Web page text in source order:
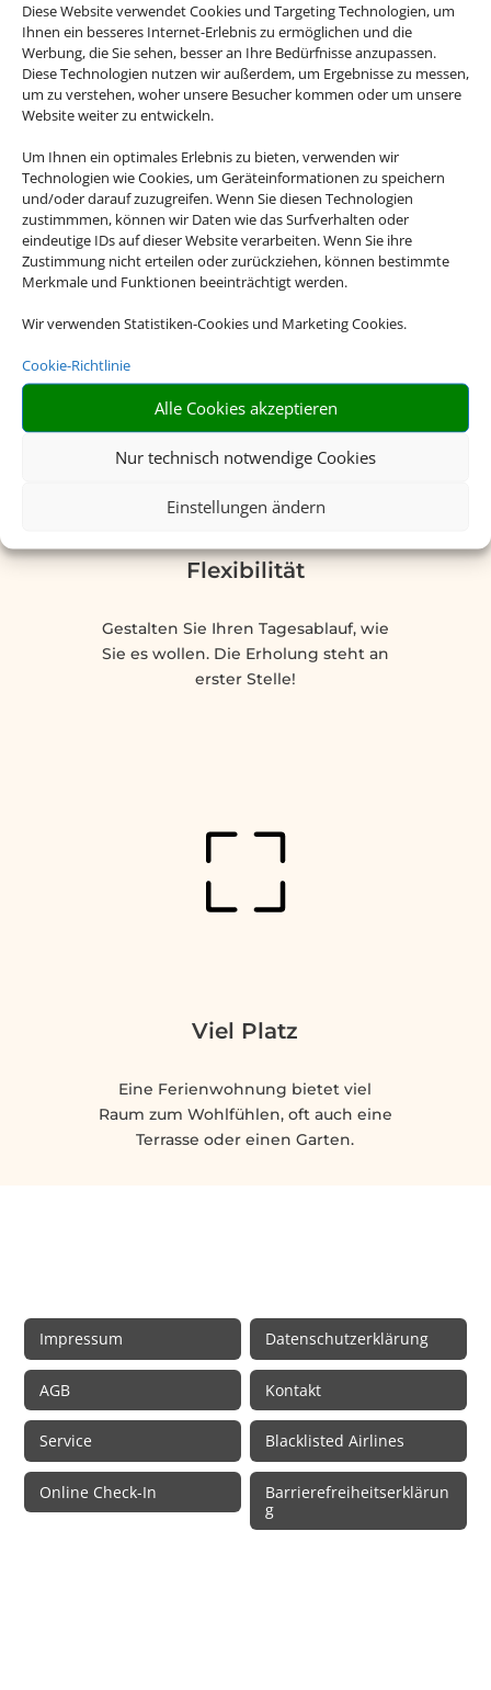
Diese Website verwendet Cookies und Targeting Technologien, um
Ihnen ein besseres Internet-Erlebnis zu ermöglichen und die
Werbung, die Sie sehen, besser an Ihre Bedürfnisse anzupassen.
Diese Technologien nutzen wir außerdem, um Ergebnisse zu messen,
um zu verstehen, woher unsere Besucher kommen oder um unsere
Website weiter zu entwickeln.
Um Ihnen ein optimales Erlebnis zu bieten, verwenden wir
Technologien wie Cookies, um Geräteinformationen zu speichern
und/oder darauf zuzugreifen. Wenn Sie diesen Technologien
zustimmmen, können wir Daten wie das Surfverhalten oder
eindeutige IDs auf dieser Website verarbeiten. Wenn Sie ihre
Zustimmung nicht erteilen oder zurückziehen, können bestimmte
Merkmale und Funktionen beeinträchtigt werden.
Wir verwenden Statistiken-Cookies und Marketing Cookies.
Cookie-Richtlinie
Alle Cookies akzeptieren
Nur technisch notwendige Cookies
Einstellungen ändern
Günstiger Preis
Bei längeren Reisen ist ein
Feriendomizil oft wesentlich
preiswerter als ein Hotel.
Flexibilität
Gestalten Sie Ihren Tagesablauf, wie
Sie es wollen. Die Erholung steht an
erster Stelle!
Viel Platz
Eine Ferienwohnung bietet viel
Raum zum Wohlfühlen, oft auch eine
Terrasse oder einen Garten.
Impressum Datenschutzerklärung
AGB Kontakt
Service Blacklisted Airlines
Online Check-In
Barrierefreiheitserklärun
g